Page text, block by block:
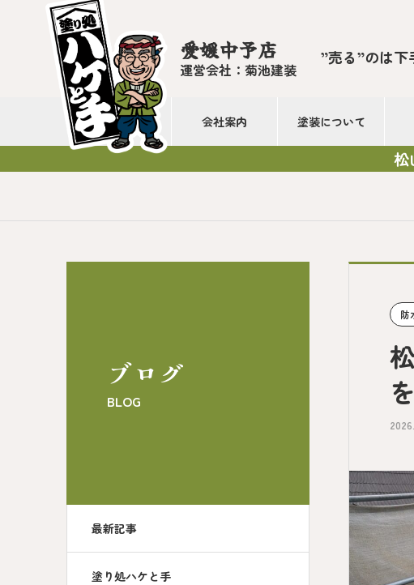
愛媛中予店
運営会社：菊池建装
”売る”のは下
会社案内 塗装について
松
ブログ
BLOG
最新記事
塗り処ハケと手
防